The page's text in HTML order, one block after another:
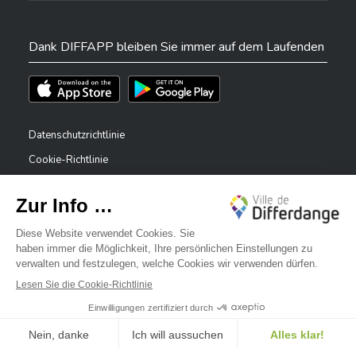
Dank DIFFAPP bleiben Sie immer auf dem Laufenden
Téléchargez l'app sur l'App StoreTéléchargez l'app sur Play Store
Datenschutzrichtlinie
Cookie-Richtlinie
Erklärung zur Barrierefreiheit
Meldesystem – Whistleblower
©2026 Alle Rechte vorbehalten . Stadt Differdingen
✕
Bonjour, comment puis-je vous aider ?